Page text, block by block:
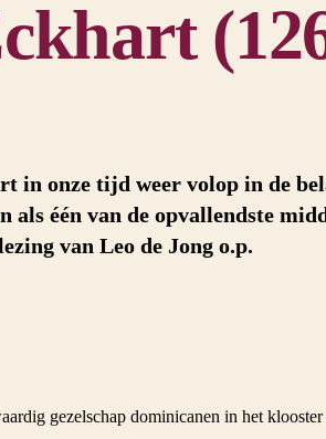
in onze tijd weer volop in de
als één van de opvallendste
van Leo de Jong o.p.
gezelschap dominicanen in het klooster